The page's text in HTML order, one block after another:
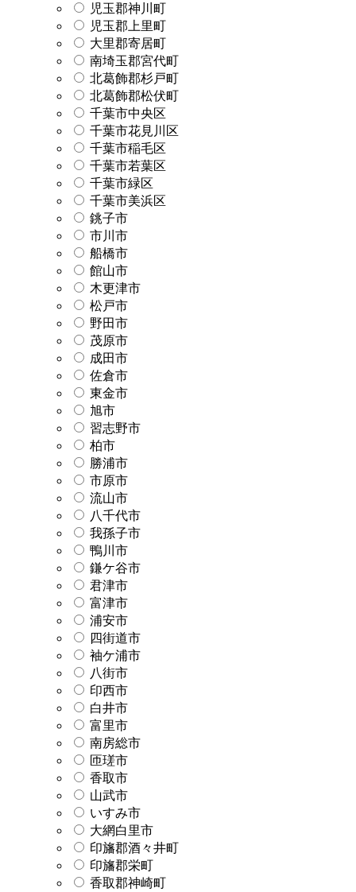
児玉郡神川町
児玉郡上里町
大里郡寄居町
南埼玉郡宮代町
北葛飾郡杉戸町
北葛飾郡松伏町
千葉市中央区
千葉市花見川区
千葉市稲毛区
千葉市若葉区
千葉市緑区
千葉市美浜区
銚子市
市川市
船橋市
館山市
木更津市
松戸市
野田市
茂原市
成田市
佐倉市
東金市
旭市
習志野市
柏市
勝浦市
市原市
流山市
八千代市
我孫子市
鴨川市
鎌ケ谷市
君津市
富津市
浦安市
四街道市
袖ケ浦市
八街市
印西市
白井市
富里市
南房総市
匝瑳市
香取市
山武市
いすみ市
大網白里市
印旛郡酒々井町
印旛郡栄町
香取郡神崎町